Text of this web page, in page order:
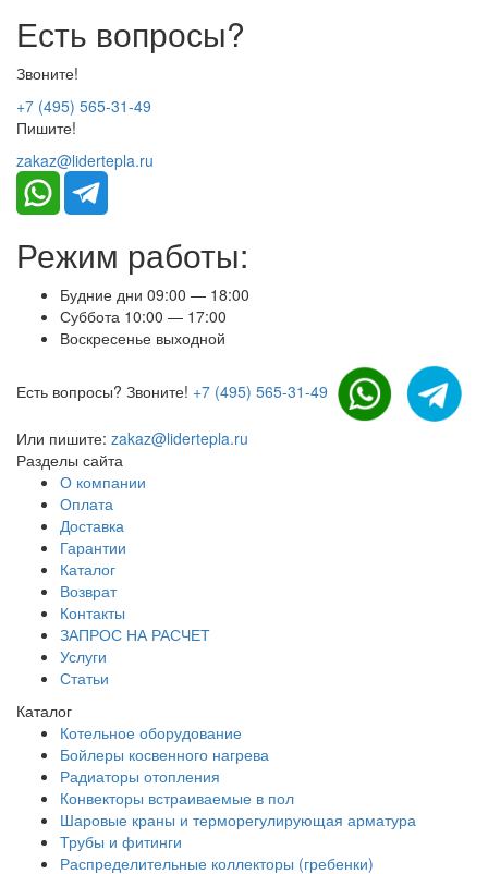
Есть вопросы?
Звоните!
+7 (495) 565-31-49
Пишите!
zakaz@lidertepla.ru
Режим работы:
Будние дни 09:00 — 18:00
Суббота 10:00 — 17:00
Воскресенье выходной
Есть вопросы? Звоните! +7 (495) 565-31-49
Или пишите: zakaz@lidertepla.ru
Разделы сайта
О компании
Оплата
Доставка
Гарантии
Каталог
Возврат
Контакты
ЗАПРОС НА РАСЧЕТ
Услуги
Статьи
Каталог
Котельное оборудование
Бойлеры косвенного нагрева
Радиаторы отопления
Конвекторы встраиваемые в пол
Шаровые краны и терморегулирующая арматура
Трубы и фитинги
Распределительные коллекторы (гребенки)